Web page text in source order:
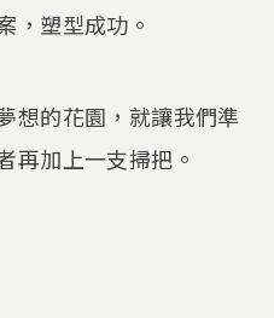
，塑型成功。
想的花園，就讓我們準
再加上一支掃把。